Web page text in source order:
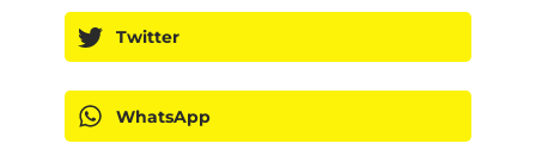
Twitter
WhatsApp